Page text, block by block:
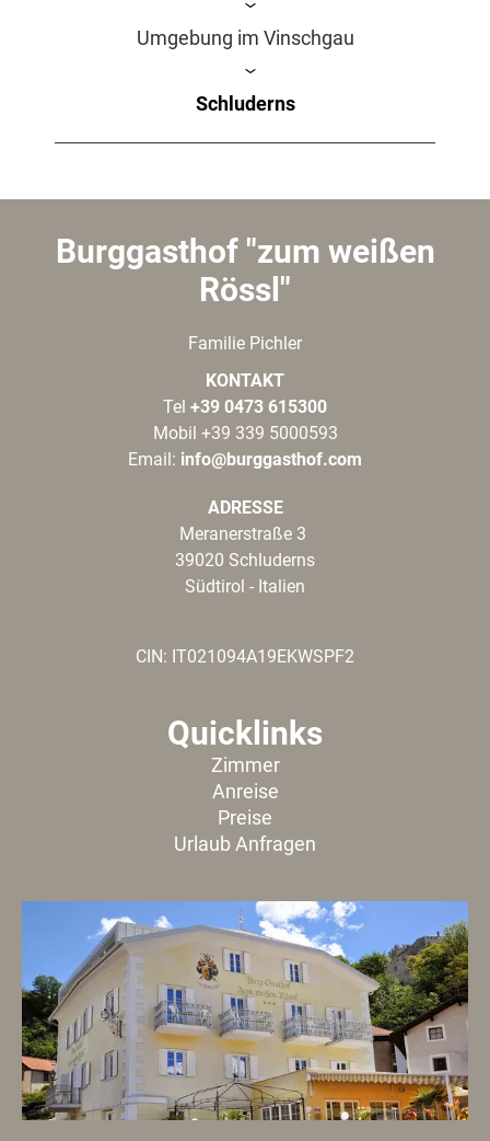
Umgebung im Vinschgau
Schluderns
Burggasthof "zum weißen
Rössl"
Familie Pichler
KONTAKT
Tel +39 0473 615300
Mobil +39 339 5000593
Email: info@burggasthof.com
ADRESSE
Meranerstraße 3
39020 Schluderns
Südtirol - Italien
CIN: IT021094A19EKWSPF2
Quicklinks
Zimmer
Anreise
Preise
Urlaub Anfragen